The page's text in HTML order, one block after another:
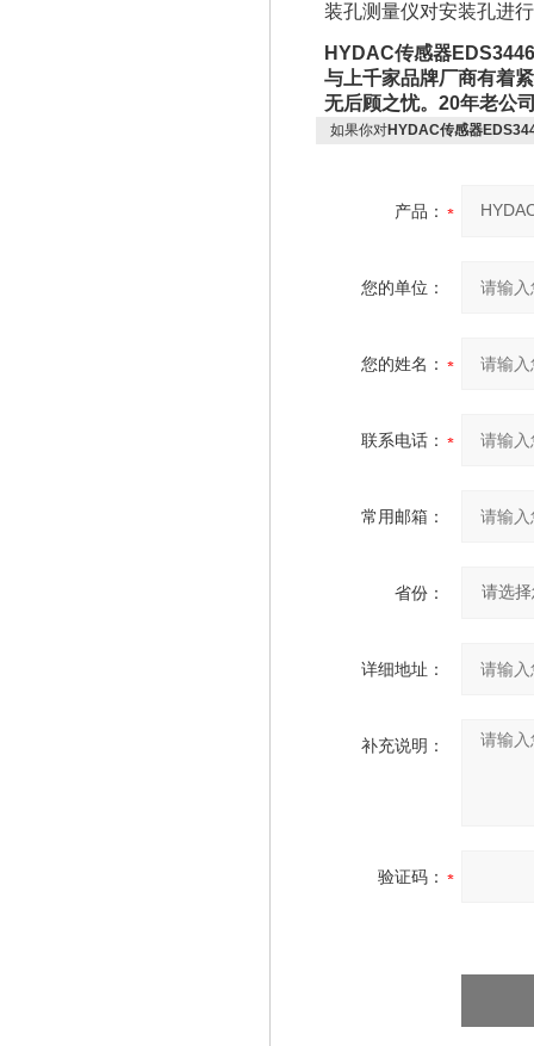
装孔测量仪对安装孔进
HYDAC传感器
与上千家品牌厂商有着
无后顾之忧。20年老公
如果你对HYDAC传感器
产品：
您的单位：
您的姓名：
联系电话：
常用邮箱：
省份：
详细地址：
补充说明：
验证码：